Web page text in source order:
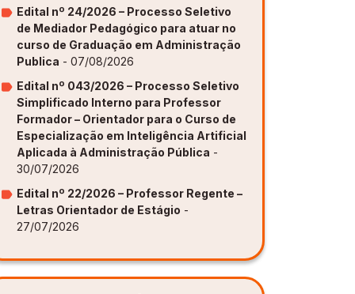
Edital nº 24/2026 – Processo Seletivo
de Mediador Pedagógico para atuar no
curso de Graduação em Administração
Publica - 07/08/2026
Edital nº 043/2026 – Processo Seletivo
Simplificado Interno para Professor
Formador – Orientador para o Curso de
Especialização em Inteligência Artificial
Aplicada à Administração Pública -
30/07/2026
Edital nº 22/2026 – Professor Regente –
Letras Orientador de Estágio -
27/07/2026